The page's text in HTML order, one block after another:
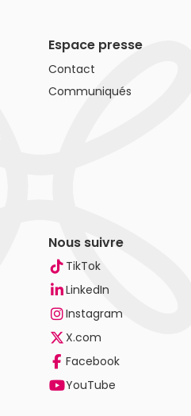
Espace presse
Contact
Communiqués
Nous suivre
TikTok
LinkedIn
Instagram
X.com
Facebook
YouTube